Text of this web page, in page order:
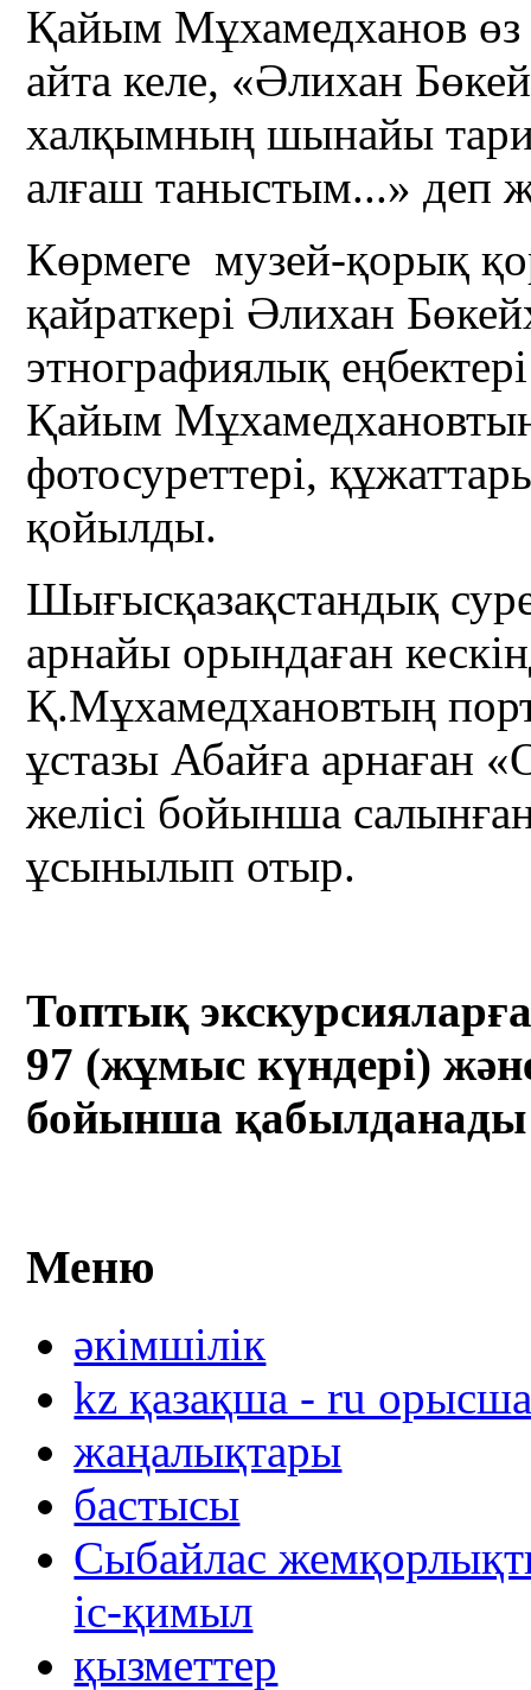
Қайым Мұхамедханов өз
айта келе, «Әлихан
халқымның шынайы
алғаш таныстым...» деп
Көрмеге музей-қорық
қайраткері Әлихан
этнографиялық
Қайым
фотосуреттері,
қойылды.
Шығысқазақстандық
арнайы орындаған
Қ.Мұхамедхановтың
ұстазы Абайға арнаған
желісі бойынша
ұсынылып отыр.
Топтық
97 (жұмыс күндері)
бойынша қабылданады
Меню
әкімшілік
kz қазақша - ru
жаңалықтары
бастысы
Сыбайлас
іс-қимыл
қызметтер